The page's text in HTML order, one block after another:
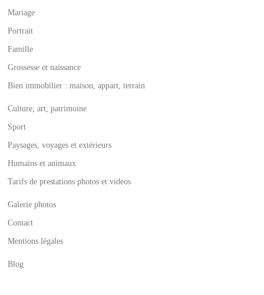
Mariage
Portrait
Famille
Grossesse et naissance
Bien immobilier : maison, appart, terrain
Culture, art, patrimoine
Sport
Paysages, voyages et extérieurs
Humains et animaux
Tarifs de prestations photos et videos
Galerie photos
Contact
Mentions légales
Blog